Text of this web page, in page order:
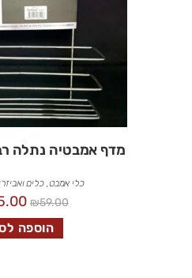
מדף אמבטיה נתלה
כלי אמבט,כלים
₪59.00
הוספה